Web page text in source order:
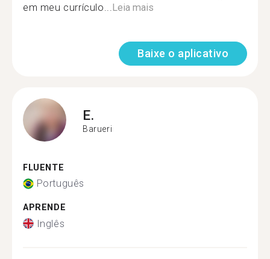
em meu currículo... Leia mais
Baixe o aplicativo
E.
Barueri
FLUENTE
Português
APRENDE
Inglês